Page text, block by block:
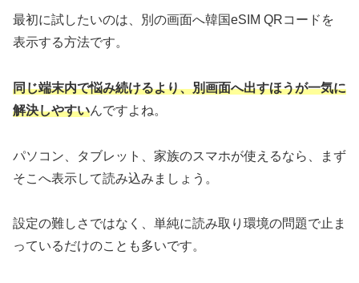
最初に試したいのは、別の画面へ韓国eSIM QRコードを
表示する方法です。
同じ端末内で悩み続けるより、別画面へ出すほうが一気に
解決しやすいんですよね。
パソコン、タブレット、家族のスマホが使えるなら、まず
そこへ表示して読み込みましょう。
設定の難しさではなく、単純に読み取り環境の問題で止ま
っているだけのことも多いです。